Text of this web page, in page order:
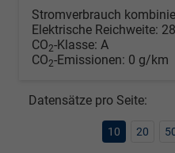
Stromverbrauch
Elektrische Reichweite:
CO2-Klasse: A
CO2-Emissionen: 0 g/km
Datensätze pro Seite:
10 20